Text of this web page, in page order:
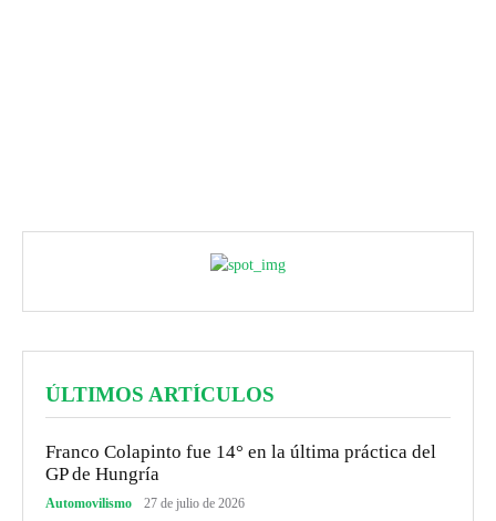
ÚLTIMOS ARTÍCULOS
Franco Colapinto fue 14° en la última práctica del
GP de Hungría
Automovilismo 27 de julio de 2026